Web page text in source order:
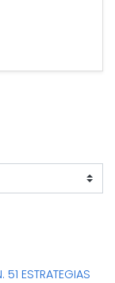
ESTRATEGIAS